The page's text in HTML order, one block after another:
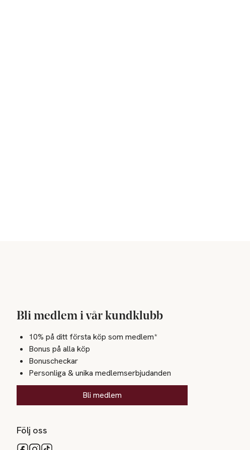
Bli medlem i vår kundklubb
10% på ditt första köp som medlem*
Bonus på alla köp
Bonuscheckar
Personliga & unika medlemserbjudanden
Bli medlem
Följ oss